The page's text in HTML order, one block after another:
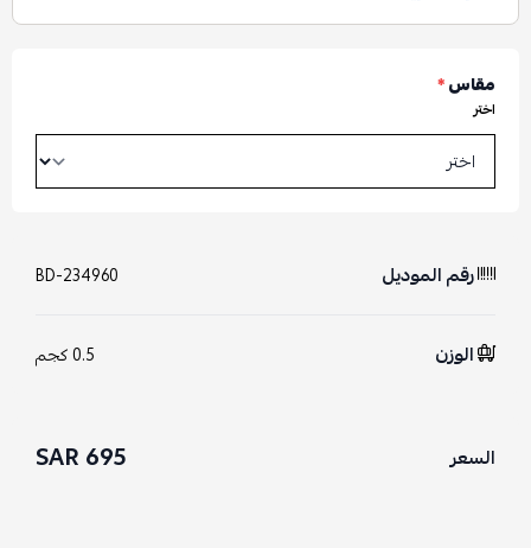
مقاس*
اختر
رقم الموديل BD-234960
الوزن 0.5 كجم
السعر 695 SAR